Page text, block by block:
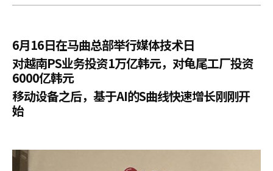
章 小
6月16日在马曲总部举行媒体技术日
对越南PS业务投资1万亿韩元，对龟尾工厂投资
6000亿韩元
移动设备之后，基于AI的S曲线快速增长刚刚开
始